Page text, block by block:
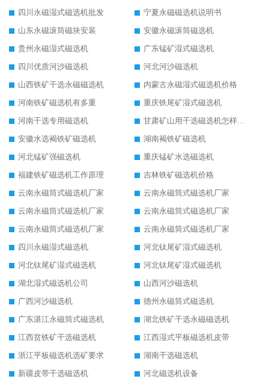
四川永磁湿式磁选机批发
宁夏永磁磁选机说明书
山东永磁滚筒磁块安装
安徽永磁滚筒磁选机
贵州永磁湿式磁选机
广东锰矿湿式磁选机
四川优质河沙磁选机
河北河沙磁选机
山西铁矿干选永磁磁选机
内蒙古永磁湿式磁选机价格
河南铁矿磁选机有多重
重庆铁尾矿湿式磁选机
河南干选专用磁选机
甘肃矿山用干选磁选机怎样调磁
安徽水选褐铁矿磁选机
湖南褐铁矿磁选机
河北锰矿强磁选机
重庆锰矿水选磁选机
福建铁矿磁选机工作原理
吉林铁矿磁选机价格
云南永磁筒式磁选机厂家
云南永磁筒式磁选机厂家
云南永磁筒式磁选机厂家
云南永磁筒式磁选机厂家
云南永磁筒式磁选机厂家
云南永磁筒式磁选机厂家
四川永磁湿式磁选机
河北钛尾矿湿式磁选机
河北钛尾矿湿式磁选机
河北钛尾矿湿式磁选机
湖北湿式磁选机公司
山西河沙磁选机
广西河沙磁选机
德州永磁筒式磁选机
广东湛江永磁筒式磁选机
湖北铁矿干选永磁磁选机
江西贫铁矿干选磁选机
江西湿式平板磁选机皮带
浙江平板磁选机选矿要求
湖南干选磁选机
新疆皮带干选磁选机
河北磁选机设备